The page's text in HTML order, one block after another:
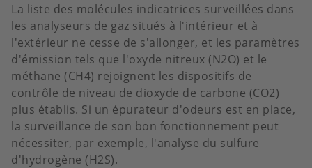
La liste des molécules indicatrices surveillées dans
les analyseurs de gaz situés à l'intérieur et à
l'extérieur ne cesse de s'allonger, et les paramètres
d'émission tels que l'oxyde nitreux (N2O) et le
méthane (CH4) rejoignent les dispositifs de
contrôle de niveau de dioxyde de carbone (CO2)
plus établis. Si un épurateur d'odeurs est en place,
la surveillance de son bon fonctionnement peut
nécessiter, par exemple, l'analyse du sulfure
d'hydrogène (H2S).